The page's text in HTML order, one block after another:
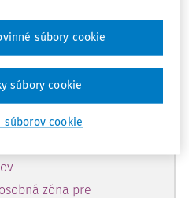
prístup na 10 dní
len zaregistrovať.
získate prístup aj k
obsahu:
zóna pre
súborov cookie
súbory cookie
súbory cookie